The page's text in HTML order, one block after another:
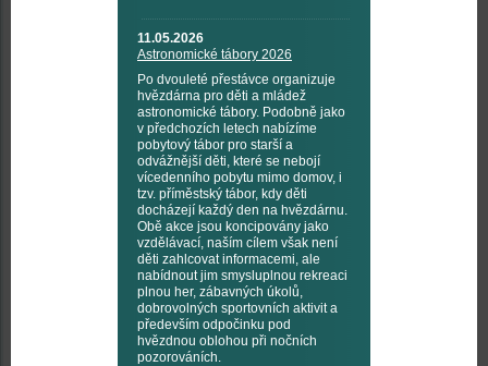
11.05.2026
Astronomické tábory 2026
Po dvouleté přestávce organizuje
hvězdárna pro děti a mládež
astronomické tábory. Podobně jako
v předchozích letech nabízíme
pobytový tábor pro starší a
odvážnější děti, které se nebojí
vícedenního pobytu mimo domov, i
tzv. příměstský tábor, kdy děti
docházejí každý den na hvězdárnu.
Obě akce jsou koncipovány jako
vzdělávací, naším cílem však není
děti zahlcovat informacemi, ale
nabídnout jim smysluplnou rekreaci
plnou her, zábavných úkolů,
dobrovolných sportovních aktivit a
především odpočinku pod
hvězdnou oblohou při nočních
pozorováních.